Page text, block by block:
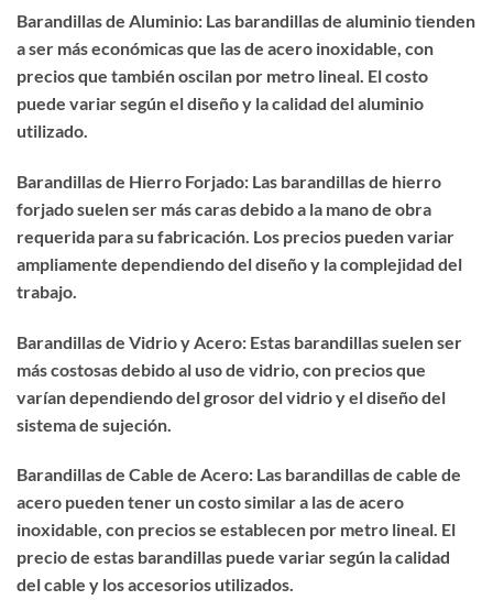
Barandillas de Aluminio: Las barandillas de aluminio tienden
a ser más económicas que las de acero inoxidable, con
precios que también oscilan por metro lineal. El costo
puede variar según el diseño y la calidad del aluminio
utilizado.
Barandillas de Hierro Forjado: Las barandillas de hierro
forjado suelen ser más caras debido a la mano de obra
requerida para su fabricación. Los precios pueden variar
ampliamente dependiendo del diseño y la complejidad del
trabajo.
Barandillas de Vidrio y Acero: Estas barandillas suelen ser
más costosas debido al uso de vidrio, con precios que
varían dependiendo del grosor del vidrio y el diseño del
sistema de sujeción.
Barandillas de Cable de Acero: Las barandillas de cable de
acero pueden tener un costo similar a las de acero
inoxidable, con precios se establecen por metro lineal. El
precio de estas barandillas puede variar según la calidad
del cable y los accesorios utilizados.